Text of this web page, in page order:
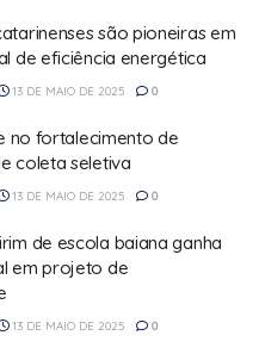
são pioneiras em
de eficiência energética
13 DE MAIO DE 2025 0
no fortalecimento de
coleta seletiva
13 DE MAIO DE 2025 0
de escola baiana ganha
em projeto de
13 DE MAIO DE 2025 0